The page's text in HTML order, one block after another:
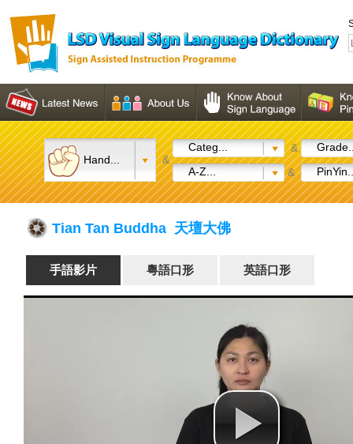
Hand... &
Categ... &
A-Z...
&
Tian Tan Buddha 天壇大佛
手語影片 粵語口形 英語口形